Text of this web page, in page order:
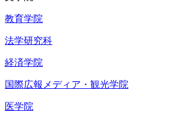
教育学院
法学研究科
経済学院
国際広報メディア・観光学院
医学院